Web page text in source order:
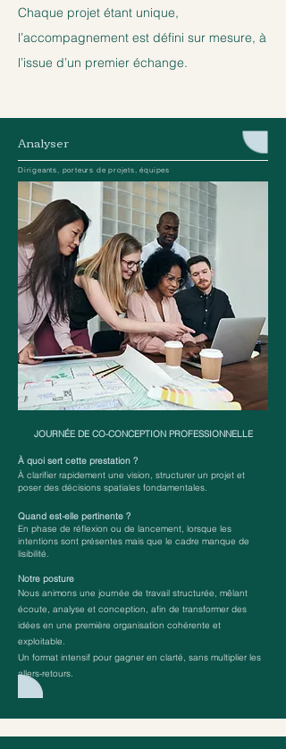
Chaque projet étant unique,
l’accompagnement est défini sur mesure, à
l’issue d’un premier échange.
Analyser
Dirigeants, porteurs de projets, équipes
JOURNÉE DE CO-CONCEPTION PROFESSIONNELLE
À quoi sert cette prestation ?
À clarifier rapidement une vision, structurer un projet et
poser des décisions spatiales fondamentales.
Quand est-elle pertinente ?
En phase de réflexion ou de lancement, lorsque les
intentions sont présentes mais que le cadre manque de
lisibilité.
Notre posture
Nous animons une journée de travail structurée, mêlant
écoute, analyse et conception, afin de transformer des
idées en une première organisation cohérente et
exploitable.
Un format intensif pour gagner en clarté, sans multiplier les
allers-retours.